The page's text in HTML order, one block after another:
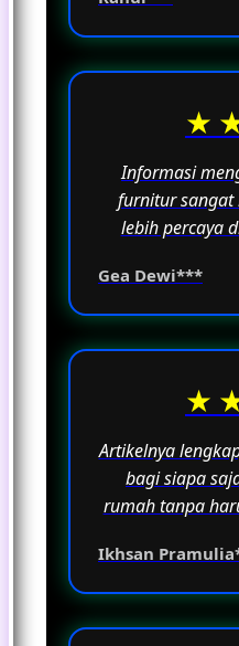
Informasi
furnitur sangat
lebih percaya
Gea Dewi***
Artikelnya
bagi siapa
rumah tanpa
Ikhsan